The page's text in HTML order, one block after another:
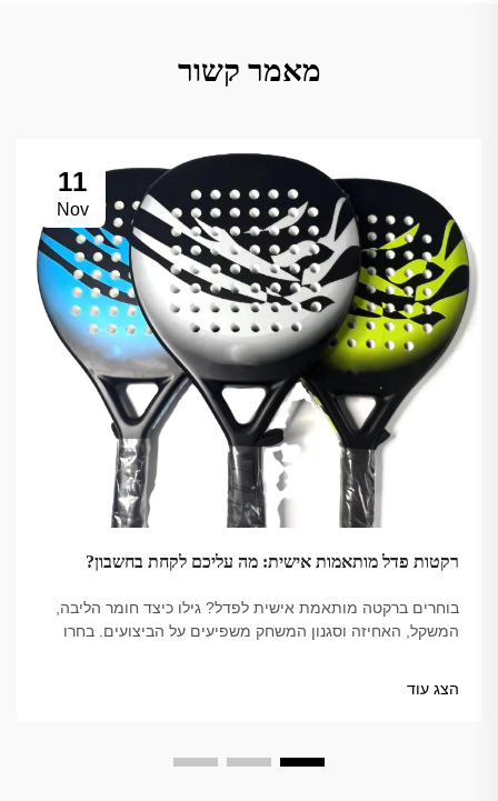
מאמר קשור
11
Nov
רקטות פדל מותאמות אישית: מה עליכם לקחת בחשבון?
בוחרים ברקטה מותאמת אישית לפדל? גילו כיצד חומר הליבה,
המשקל, האחיזה וסגנון המשחק משפיעים על הביצועים. בחרו
הצג עוד